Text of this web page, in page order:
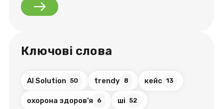
Ключові слова
AI Solution 50 trendy 8 кейс 13
охорона здоров'я 6 ші 52